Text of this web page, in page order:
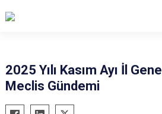
2025 Yılı Kasım Ayı İl Genel
Meclis Gündemi